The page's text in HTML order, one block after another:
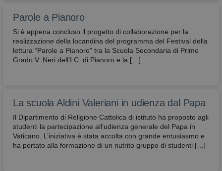
Parole a Pianoro
Si è appena concluso il progetto di collaborazione per la
realizzazione della locandina del programma del Festival della
lettura “Parole a Pianoro” tra la Scuola Secondaria di Primo
Grado V. Neri dell’I.C: di Pianoro e la […]
La scuola Aldini Valeriani in udienza dal Papa
Il Dipartimento di Religione Cattolica di istituto ha proposto agli
studenti la partecipazione all’udienza generale del Papa in
Vaticano. L’iniziativa è stata accolta con grande entusiasmo e
ha portato alla formazione di un nutrito gruppo di studenti […]
l’identificazione dell’utente nell’ambito della
sessione, risultano indispensabili.
Nome
Provider/
Dominio
Scadenza Descrizione
CookieScriptConsent
CookieScript
ricordare le
preferenze
consenso
cookie dei
visitatori. È
necessario
il banner dei
cookie di